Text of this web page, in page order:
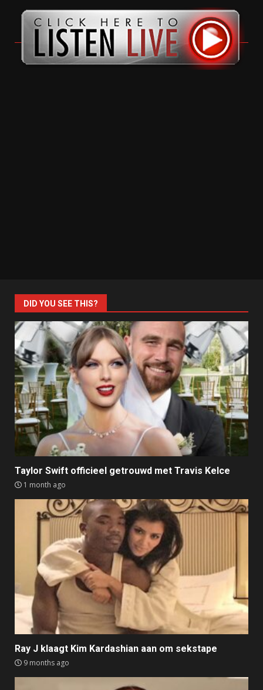
DID YOU SEE THIS?
Taylor Swift officieel getrouwd met Travis Kelce
1 month ago
Ray J klaagt Kim Kardashian aan om sekstape
9 months ago